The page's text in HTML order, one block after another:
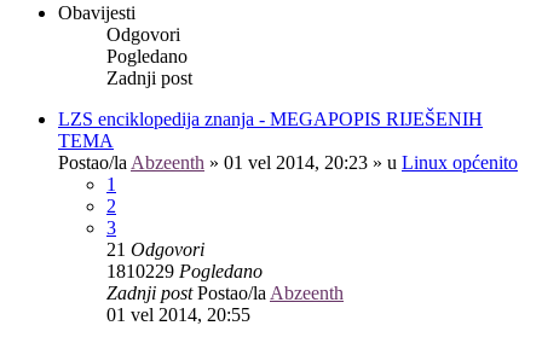
Obavijesti
Odgovori
Pogledano
Zadnji post
LZS enciklopedija znanja - MEGAPOPIS RIJEŠENIH
TEMA
Postao/la Abzeenth » 01 vel 2014, 20:23 » u Linux općenito
1
2
3
21 Odgovori
1810229 Pogledano
Zadnji postPostao/la Abzeenth
01 vel 2014, 20:55